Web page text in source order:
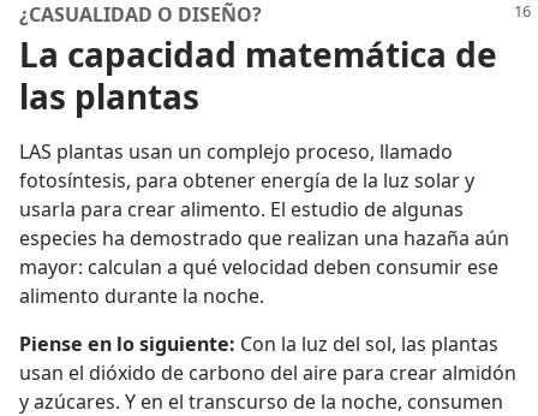
¿CASUALIDAD O DISEÑO?
La capacidad matemática de
las plantas
LAS plantas usan un complejo proceso, llamado
fotosíntesis, para obtener energía de la luz solar y
usarla para crear alimento. El estudio de algunas
especies ha demostrado que realizan una hazaña aún
mayor: calculan a qué velocidad deben consumir ese
alimento durante la noche.
Piense en lo siguiente: Con la luz del sol, las plantas
usan el dióxido de carbono del aire para crear almidón
y azúcares. Y en el transcurso de la noche, consumen